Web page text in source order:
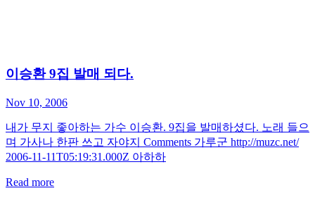
이승환 9집 발매 되다.
Nov 10, 2006
내가 무지 좋아하는 가수 이승환. 9집을 발매하셨다. 노래 들으
며 가사나 한판 쓰고 자야지 Comments 가루군 http://muzc.net/
2006-11-11T05:19:31.000Z 아하하
Read more